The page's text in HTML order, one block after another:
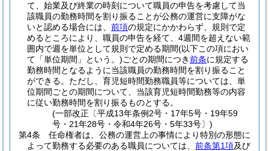
て、始業及び終業の時刻について職員の申告を考慮して当
該職員の勤務時間を割り振ることが公務の運営に支障がな
いと認める場合には、 前項の規定にかかわらず、規則で定
めるところにより、職員の申告を経て、4週間を超えない範
囲内で週を単位として規則で定める期間(以下この項におい
て「単位期間」という。)ごとの期間につき前条に規定する
勤務時間となるように当該職員の勤務時間を割り振ること
ができる。 ただし、育児短時間勤務職員等については、単
位期間ごとの期間について、当該育児短時間勤務等の内容
に従い勤務時間を割り振るものとする。
(一部改正〔平成13年条例2号・17年5号・19年59
号・21年28号・令和4年26号・5年33号〕)
第4条
任命権者は、公務の運営上の事情により特別の形態に
よって勤務する必要のある職員については、 前条第1項及び